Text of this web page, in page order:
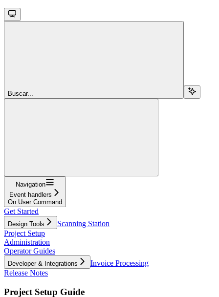
Buscar...
Navigation
Event handlers
On User Command
Get Started
Design Tools
Scanning Station
Project Setup
Administration
Operator Guides
Developer & Integrations
Invoice Processing
Release Notes
Project Setup Guide